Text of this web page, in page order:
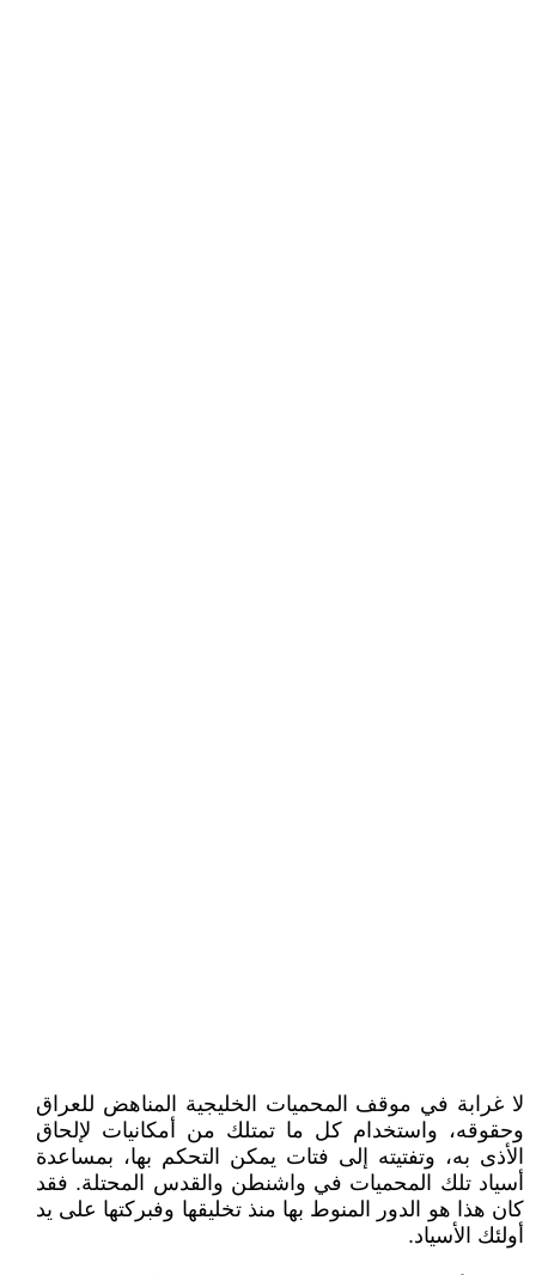
لا غرابة في موقف المحميات الخليجية المناهض للعراق
وحقوقه، واستخدام كل ما تمتلك من أمكانيات لإلحاق
الأذى به، وتفتيته إلى فتات يمكن التحكم بها، بمساعدة
أسياد تلك المحميات في واشنطن والقدس المحتلة. فقد
كان هذا هو الدور المنوط بها منذ تخليقها وفبركتها على يد
أولئك الأسياد.